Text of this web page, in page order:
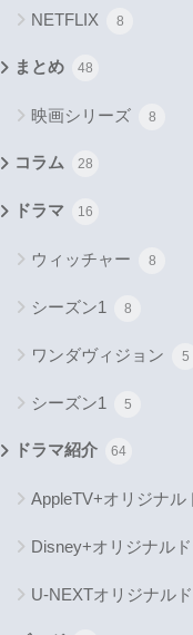
NETFLIX 8
まとめ 48
映画シリーズ 8
コラム 28
ドラマ 16
ウィッチャー 8
シーズン1 8
ワンダヴィジョン 5
シーズン1 5
ドラマ紹介 64
AppleTV+オリジナル
Disney+オリジナル
U-NEXTオリジナル